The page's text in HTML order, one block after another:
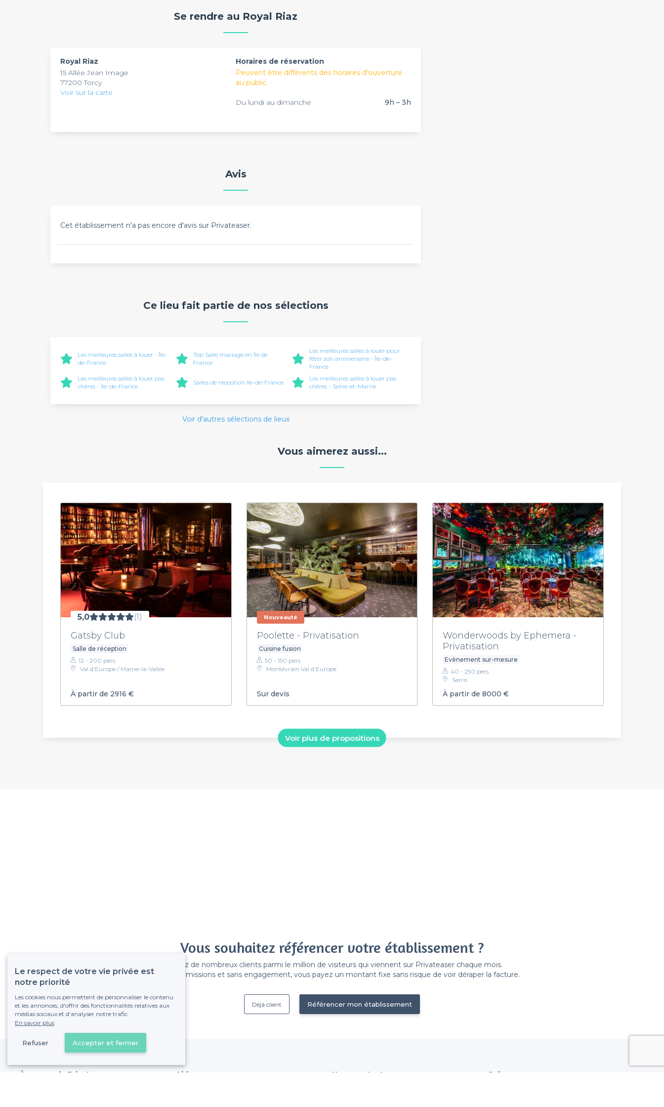
Se rendre au Royal Riaz
Royal Riaz
15 Allée Jean Image
77200 Torcy
Voir sur la carte
Horaires de réservation
Peuvent être différents des horaires d'ouverture
au public
Du lundi au dimanche 9h – 3h
Avis
Cet établissement n'a pas encore d'avis sur Privateaser.
Ce lieu fait partie de nos sélections
Les meilleures salles à louer - Île-
de-France
Top Salle mariage en Île de
France
Les meilleures salles à louer pour
fêter son anniversaire - Île-de-
France
Les meilleures salles à louer pas
chères - Île-de-France
Salles de réception Ile-de-France
Les meilleures salles à louer pas
chères - Seine-et-Marne
Voir d'autres sélections de lieux
Vous aimerez aussi...
5,0 (1)
Gatsby Club
Salle de réception
12 - 200 pers.
Val d’Europe / Marne-la-Vallée
À partir de 2916 €
Nouveauté
Poolette - Privatisation
Cuisine fusion
50 - 150 pers.
Montévrain Val d’Europe
Sur devis
Wonderwoods by Ephemera -
Privatisation
Evènement sur-mesure
40 - 250 pers.
Serris
À partir de 8000 €
Voir plus de propositions
Vous souhaitez référencer votre établissement ?
Gagnez de nombreux clients parmi le million de visiteurs qui viennent sur Privateaser chaque mois.
Pas de commissions et sans engagement, vous payez un montant fixe sans risque de voir déraper la facture.
Référencer mon établissement
Déjà client
À propos de Privateaser Aide Nous contacter Suivez nous
Le respect de votre vie privée est
notre priorité
Les cookies nous permettent de personnaliser le contenu
et les annonces, d'offrir des fonctionnalités relatives aux
médias sociaux et d'analyser notre trafic.
En savoir plus
Refuser Accepter et fermer